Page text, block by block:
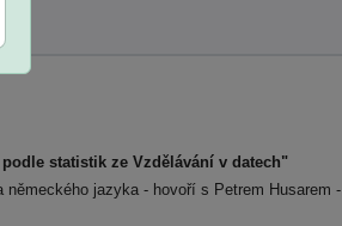
statistik ze Vzdělávání v datech"
jazyka - hovoří s Petrem Husarem -